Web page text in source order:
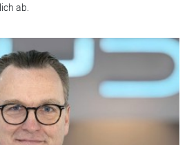
ab.